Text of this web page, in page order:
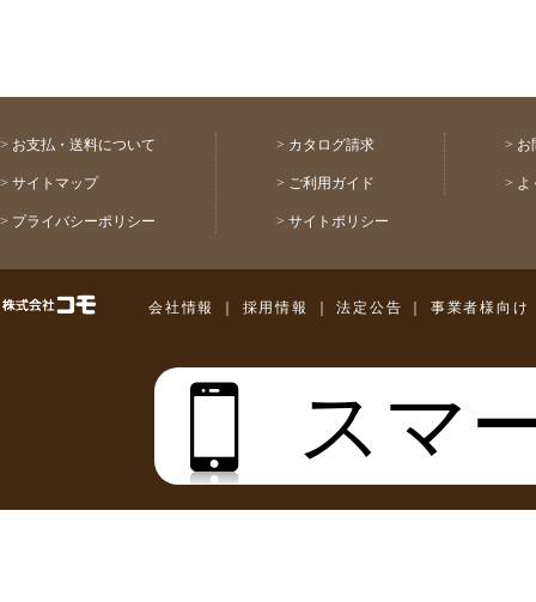
> お支払・送料について
> サイトマップ
> プライバシーポリシー
> カタログ請求
> ご利用ガイド
> サイトポリシー
> お
> よ
株式会社コモ
会社情報 採用情報 ｜法定公告 事業者様向け
スマ